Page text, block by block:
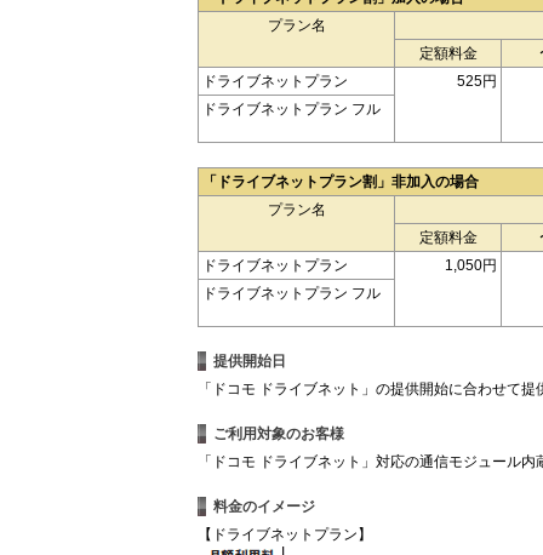
プラン名
定額料金
ドライブネットプラン
525円
ドライブネットプラン フル
「ドライブネットプラン割」非加入の場合
プラン名
定額料金
ドライブネットプラン
1,050円
ドライブネットプラン フル
提供開始日
「ドコモ ドライブネット」の提供開始に合わせて
ご利用対象のお客様
「ドコモ ドライブネット」対応の通信モジュール
料金のイメージ
【ドライブネットプラン】